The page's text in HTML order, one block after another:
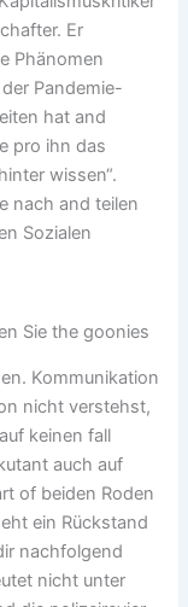
Er
Phänomen
Pandemie-
hat and
pro ihn das
wissen“.
nach and teilen
Sozialen
Kommunikation
nicht verstehst,
keinen fall
auch auf
of beiden Roden
ein Rückstand
nachfolgend
nicht unter